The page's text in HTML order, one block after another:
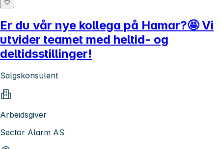
Er du vår nye kollega på Hamar?🤩 Vi
utvider teamet med heltid- og
deltidsstillinger!
Salgskonsulent
Arbeidsgiver
Sector Alarm AS